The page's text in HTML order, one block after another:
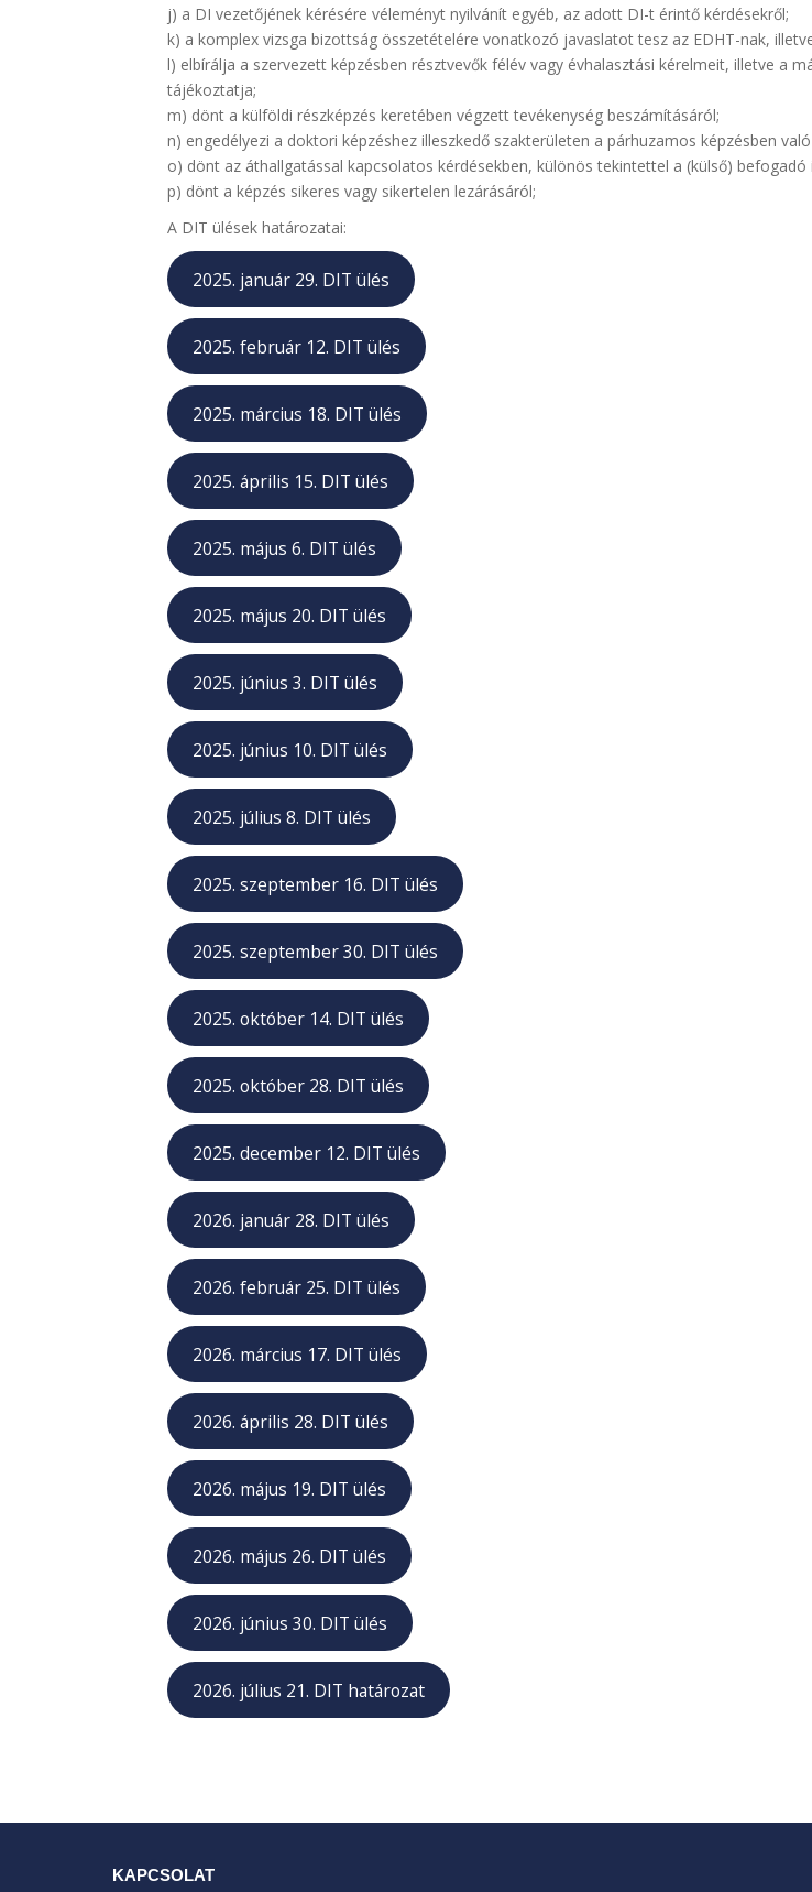
j) a DI vezetőjének kérésére véleményt nyilvánít egyéb, az adott DI-t érintő kérdésekről;
k) a komplex vizsga bizottság összetételére vonatkozó javaslatot tesz az EDHT-nak,
l) elbírálja a szervezett képzésben résztvevők félév vagy évhalasztási kérelmeit, illetve a
tájékoztatja;
m) dönt a külföldi részképzés keretében végzett tevékenység beszámításáról;
n) engedélyezi a doktori képzéshez illeszkedő szakterületen a párhuzamos képzésben
o) dönt az áthallgatással kapcsolatos kérdésekben, különös tekintettel a (külső)
p) dönt a képzés sikeres vagy sikertelen lezárásáról;
A DIT ülések határozatai:
2025. január 29. DIT ülés
2025. február 12. DIT ülés
2025. március 18. DIT ülés
2025. április 15. DIT ülés
2025. május 6. DIT ülés
2025. május 20. DIT ülés
2025. június 3. DIT ülés
2025. június 10. DIT ülés
2025. július 8. DIT ülés
2025. szeptember 16. DIT ülés
2025. szeptember 30. DIT ülés
2025. október 14. DIT ülés
2025. október 28. DIT ülés
2025. december 12. DIT ülés
2026. január 28. DIT ülés
2026. február 25. DIT ülés
2026. március 17. DIT ülés
2026. április 28. DIT ülés
2026. május 19. DIT ülés
2026. május 26. DIT ülés
2026. június 30. DIT ülés
2026. július 21. DIT határozat
KAPCSOLAT